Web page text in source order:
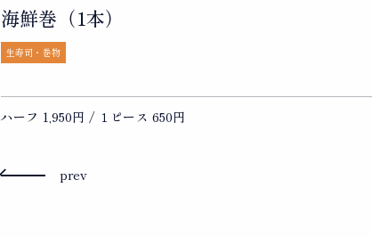
海鮮巻（1本）
生寿司・巻物
ハーフ 1,950円 / １ピース 650円
prev